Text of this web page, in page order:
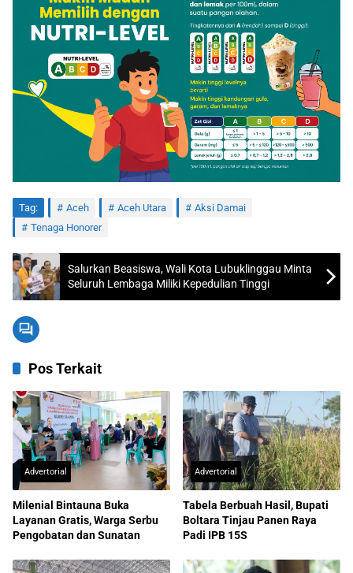
Tag: Aceh Aceh Utara
Aksi Damai
Tenaga Honorer
Salurkan Beasiswa, Wali Kota Lubuklinggau Minta
Seluruh Lembaga Miliki Kepedulian Tinggi
Pos Terkait
Advertorial
Milenial Bintauna Buka
Layanan Gratis, Warga Serbu
Pengobatan dan Sunatan
Advertorial
Tabela Berbuah Hasil, Bupati
Boltara Tinjau Panen Raya
Padi IPB 15S